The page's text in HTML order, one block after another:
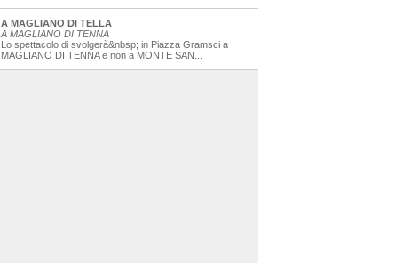
A MAGLIANO DI TELLA
A MAGLIANO DI TENNA
Lo spettacolo di svolgerà&nbsp; in Piazza Gramsci a
MAGLIANO DI TENNA e non a MONTE SAN...